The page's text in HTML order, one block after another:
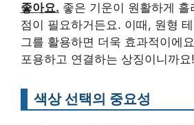
좋아요. 좋은 기운이 원활하게 흘
점이 필요하거든요. 이때, 원형
그를 활용하면 더욱 효과적이에
포용하고 연결하는 상징이니까요!
색상 선택의 중요성